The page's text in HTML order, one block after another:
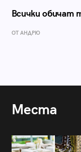
Всички обичат
ОТ АНДРЮ
Места